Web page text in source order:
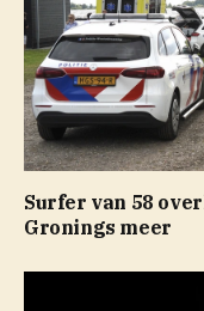
Surfer van 58
Gronings meer